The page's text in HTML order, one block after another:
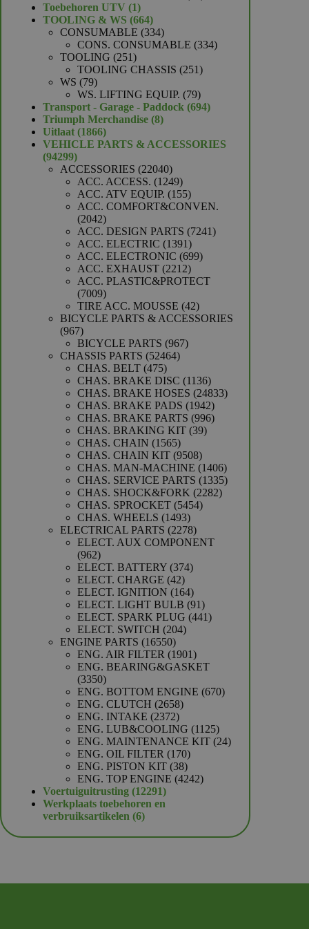
Toebehoren UTV 11
product
TOOLING & WS 664664
producten
CONSUMABLE 334334
producten
CONS. CONSUMABLE 334334
TOOLING 251251
producten
TOOLING CHASSIS 251251
WS 7979
producten
WS. LIFTING EQUIP. 7979
producten
Transport - Garage - Paddock 694694
Triumph Merchandise 88
Uitlaat 18661866
producten
VEHICLE PARTS & ACCESSORIES
9429994299
producten
ACCESSORIES 2204022040
producten
ACC. ACCESS. 12491249
producten
ACC. ATV EQUIP. 155155
producten
ACC. COMFORT&CONVEN.
20422042
producten
ACC. DESIGN PARTS 72417241
ACC. ELECTRIC 13911391
producten
ACC. ELECTRONIC 699699
ACC. EXHAUST 22122212
producten
ACC. PLASTIC&PROTECT
70097009
producten
TIRE ACC. MOUSSE 4242
producten
BICYCLE PARTS & ACCESSORIES
967967
producten
BICYCLE PARTS 967967
CHASSIS PARTS 5246452464
CHAS. BELT 475475
producten
CHAS. BRAKE DISC 11361136
producten
CHAS. BRAKE HOSES 2483324833
CHAS. BRAKE PADS 19421942
producten
CHAS. BRAKE PARTS 996996
CHAS. BRAKING KIT 3939
CHAS. CHAIN 15651565
producten
CHAS. CHAIN KIT 95089508
producten
CHAS. MAN-MACHINE 14061406
producten
CHAS. SERVICE PARTS 13351335
CHAS. SHOCK&FORK 22822282
CHAS. SPROCKET 54545454
CHAS. WHEELS 14931493
producten
ELECTRICAL PARTS 22782278
producten
ELECT. AUX COMPONENT
962962
producten
ELECT. BATTERY 374374
ELECT. CHARGE 4242
producten
ELECT. IGNITION 164164
producten
ELECT. LIGHT BULB 9191
producten
ELECT. SPARK PLUG 441441
ELECT. SWITCH 204204
ENGINE PARTS 1655016550
producten
ENG. AIR FILTER 19011901
producten
ENG. BEARING&GASKET
33503350
producten
ENG. BOTTOM ENGINE 670670
ENG. CLUTCH 26582658
ENG. INTAKE 23722372
producten
ENG. LUB&COOLING 11251125
producten
ENG. MAINTENANCE KIT 2424
ENG. OIL FILTER 170170
producten
ENG. PISTON KIT 3838
producten
ENG. TOP ENGINE 42424242
Voertuiguitrusting 1229112291
producten
Werkplaats toebehoren en
verbruiksartikelen 66